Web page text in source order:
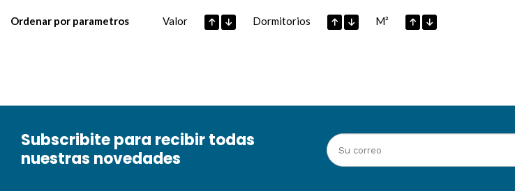
Ordenar por parametros Valor Dormitorios M²
Subscribite para recibir todas
nuestras novedades